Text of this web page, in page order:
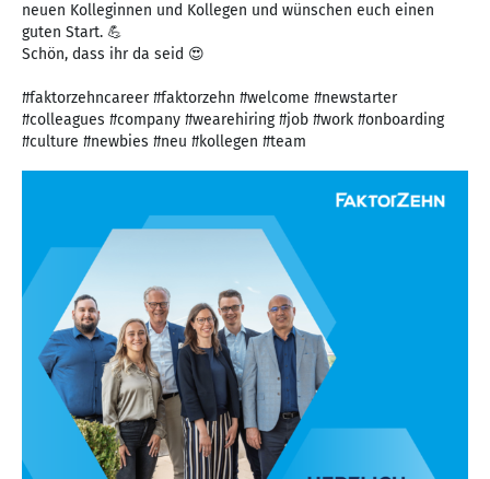
neuen Kolleginnen und Kollegen und wünschen euch einen
guten Start. 💪
Schön, dass ihr da seid 😍
#faktorzehncareer #faktorzehn #welcome #newstarter
#colleagues #company #wearehiring #job #work #onboarding
#culture #newbies #neu #kollegen #team